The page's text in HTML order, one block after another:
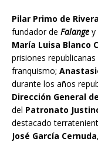
Pilar Primo de
fundador de Falange y
María Luisa Blanco
prisiones
franquismo;
durante los años
Dirección General
del Patronato
destacado
José García Cernuda